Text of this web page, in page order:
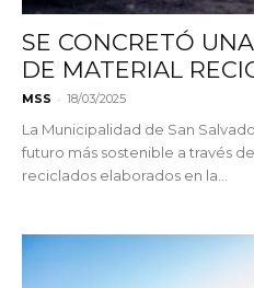
SE CONCRETÓ
DE MATERIAL
MSS - 18/03/2025
La Municipalidad de San
futuro más sostenible a través
reciclados elaborados en la...